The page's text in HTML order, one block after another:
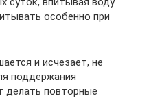
особенно при
и исчезает, не
поддержания
делать повторные